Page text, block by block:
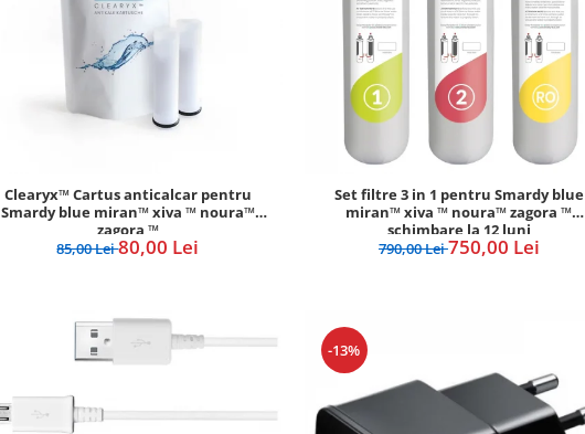
Clearyx™ Cartus anticalcar pentru
Smardy blue miran™ xiva ™ noura™
zagora ™
85,00 Lei80,00 Lei
Set filtre 3 in 1 pentru Smardy blue
miran™ xiva ™ noura™ zagora ™
schimbare la 12 luni
790,00 Lei750,00 Lei
-13%